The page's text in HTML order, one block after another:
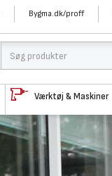
Bygma.dk/proff
Værktøj & Maskiner